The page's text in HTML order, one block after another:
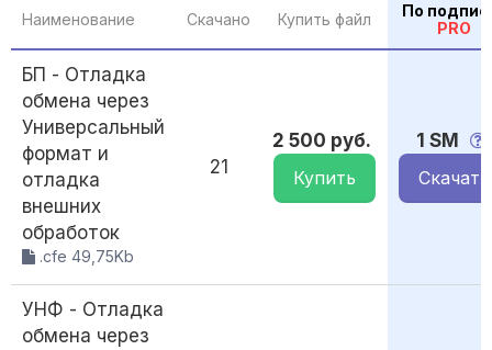
Наименование Скачано Купить файл
По
PRO
БП - Отладка
обмена через
Универсальный
формат и
отладка
внешних
обработок
.cfe 49,75Kb
21
2 500 руб.
Купить
1 SM
Скачать
УНФ - Отладка
обмена через